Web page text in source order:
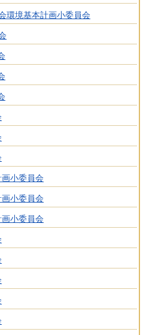
環境基本計画小委員会
小委員会
小委員会
小委員会